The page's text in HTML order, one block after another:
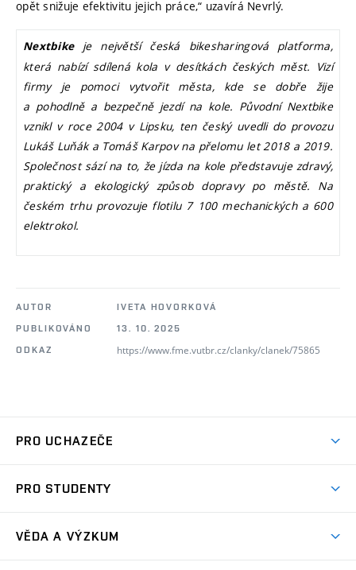
opět snižuje efektivitu jejich práce,“ uzavírá Nevrlý.
Nextbikeje největší česká bikesharingová platforma,
která nabízí sdílená kola v desítkách českých měst. Vizí
firmy je pomoci vytvořit města, kde se dobře žije
a pohodlně a bezpečně jezdí na kole. Původní Nextbike
vznikl v roce 2004 v Lipsku, ten český uvedli do provozu
Lukáš Luňák a Tomáš Karpov na přelomu let 2018 a 2019.
Společnost sází na to, že jízda na kole představuje zdravý,
praktický a ekologický způsob dopravy po městě. Na
českém trhu provozuje flotilu 7 100 mechanických a 600
elektrokol.
AUTOR
IVETA HOVORKOVÁ
PUBLIKOVÁNO
13. 10. 2025
ODKAZ
https://www.fme.vutbr.cz/clanky/clanek/75865
PRO UCHAZEČE
Ambasadoři studia
PRO STUDENTY
VĚDA A VÝZKUM